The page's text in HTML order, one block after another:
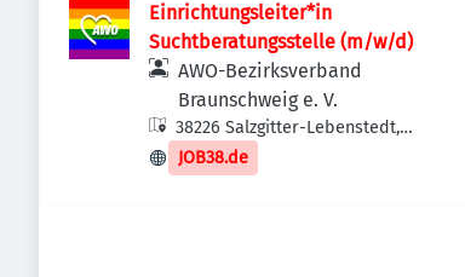
Einrichtungsleiter*in
Suchtberatungsstelle (m/w/d)
AWO-Bezirksverband
Braunschweig e. V.
38226 Salzgitter-Lebenstedt,
Deutschland
JOB38.de